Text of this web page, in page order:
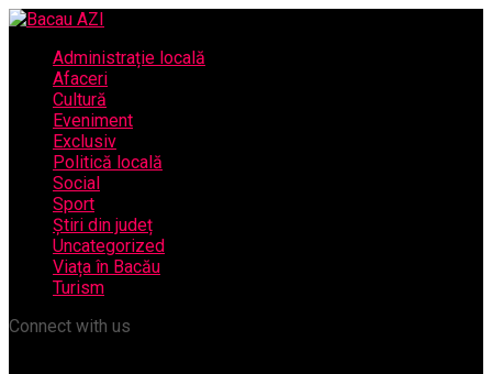
Administrație locală
Afaceri
Cultură
Eveniment
Exclusiv
Politică locală
Social
Sport
Știri din județ
Uncategorized
Viața în Bacău
Turism
Connect with us